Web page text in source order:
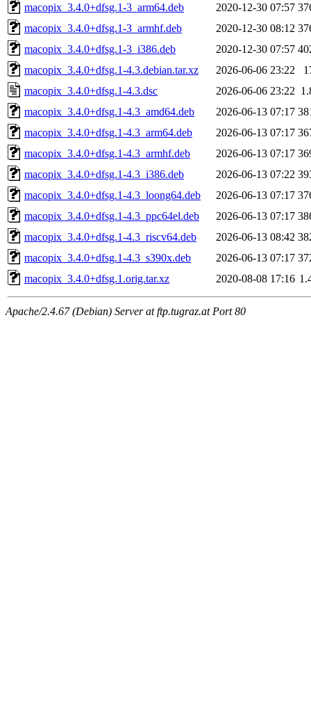
macopix_3.4.0+dfsg.1-3_arm64.deb
2020-12-30 07:57
macopix_3.4.0+dfsg.1-3_armhf.deb
2020-12-30 08:12
macopix_3.4.0+dfsg.1-3_i386.deb
2020-12-30 07:57
macopix_3.4.0+dfsg.1-4.3.debian.tar.xz
2026-06-06 23:22
macopix_3.4.0+dfsg.1-4.3.dsc
2026-06-06 23:22
macopix_3.4.0+dfsg.1-4.3_amd64.deb
2026-06-13 07:17
macopix_3.4.0+dfsg.1-4.3_arm64.deb
2026-06-13 07:17
macopix_3.4.0+dfsg.1-4.3_armhf.deb
2026-06-13 07:17
macopix_3.4.0+dfsg.1-4.3_i386.deb
2026-06-13 07:22
macopix_3.4.0+dfsg.1-4.3_loong64.deb
2026-06-13 07:17
macopix_3.4.0+dfsg.1-4.3_ppc64el.deb
2026-06-13 07:17
macopix_3.4.0+dfsg.1-4.3_riscv64.deb
2026-06-13 08:42
macopix_3.4.0+dfsg.1-4.3_s390x.deb
2026-06-13 07:17
macopix_3.4.0+dfsg.1.orig.tar.xz
2020-08-08 17:16
Apache/2.4.67 (Debian) Server at ftp.tugraz.at Port 80